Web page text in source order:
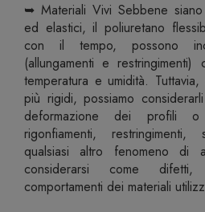
➥ Materiali Vivi Sebbene
ed elastici, il poliuretano
con il tempo, possono
(allungamenti e
temperatura e umidità.
più rigidi, possiamo
deformazione dei profili
rigonfiamenti,
qualsiasi altro fenomeno di
considerarsi come
comportamenti dei materiali